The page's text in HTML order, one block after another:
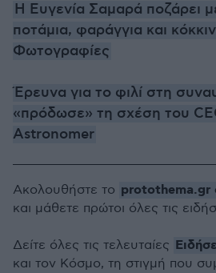
Η Ευγενία Σαμαρά ποζάρει
ποτάμια, φαράγγια και
Φωτογραφίες
Έρευνα για το φιλί στη
«πρόδωσε» τη σχέση του
Astronomer
Ακολουθήστε το protothema.gr
και μάθετε πρώτοι όλες τις
Δείτε όλες τις τελευταίες
και τον Κόσμο, τη στιγμή που